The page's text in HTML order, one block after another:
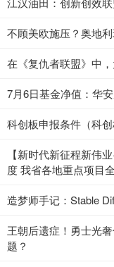
不顾美欧施压？奥地
在《复仇者联盟》中
7月6日基金净值：华
科创板申报条件（科创
【新时代新征程新伟
度 我省各地重点项目
造梦师手记：Stable
王朝后遗症！勇士光
题？